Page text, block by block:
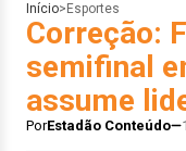
Início> Esportes
Correção:
semifinal
assume
PorEstadão Conteúdo